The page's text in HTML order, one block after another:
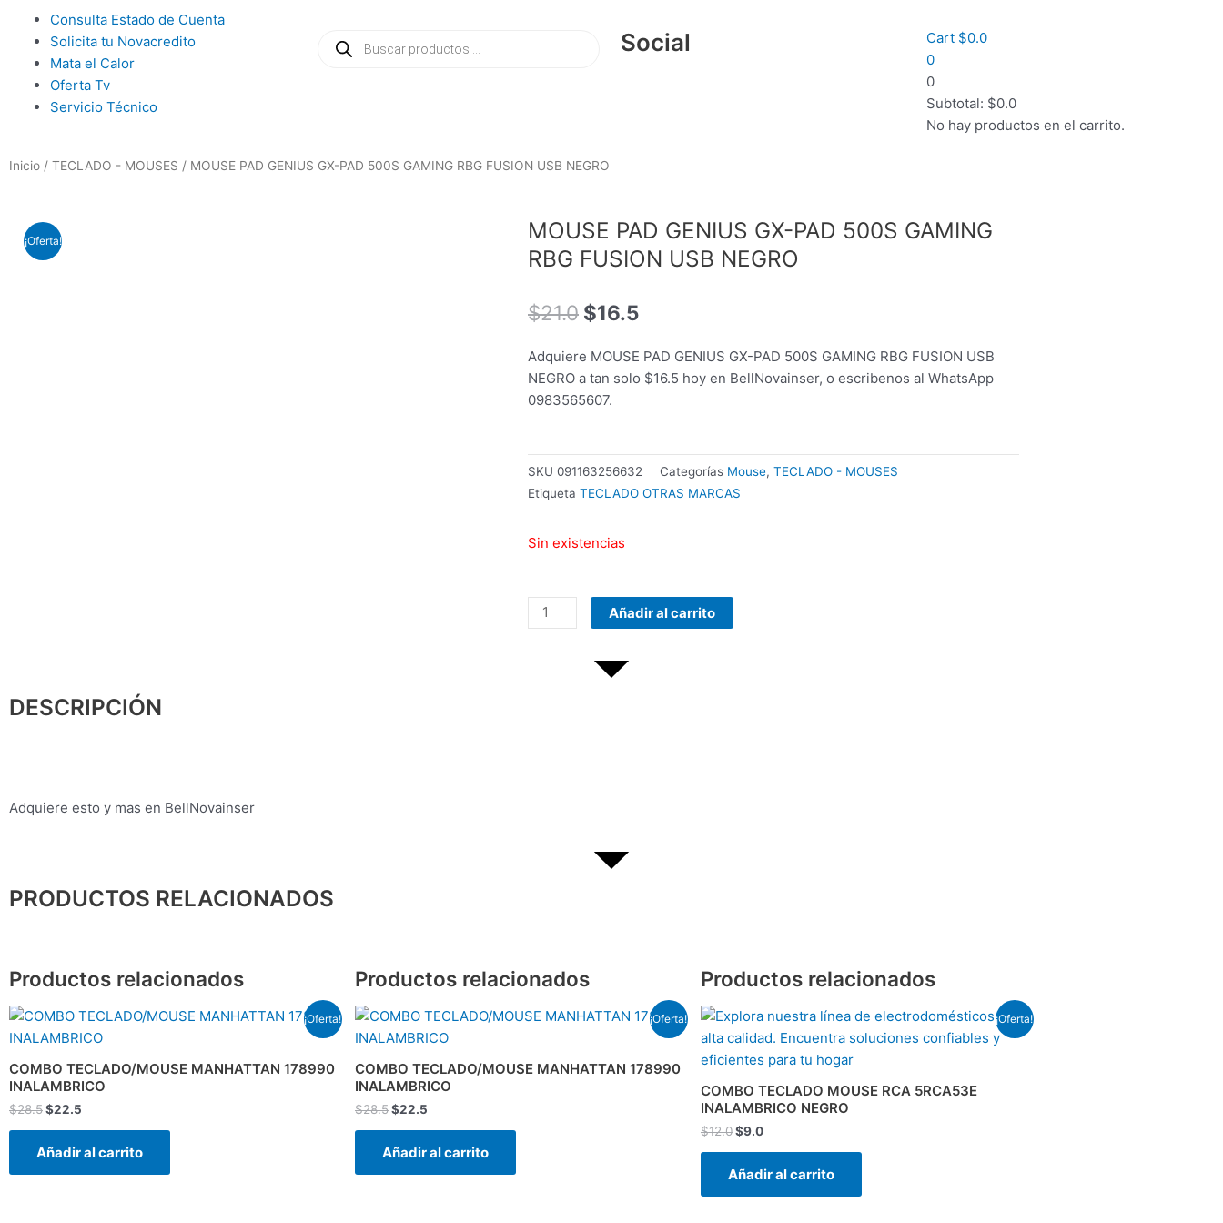
contenido
Main
Menu
Consulta Estado de Cuenta
Solicita tu Novacredito
Mata el Calor
Oferta Tv
Servicio Técnico
productos
Social Cart $0.0
0
0
Subtotal: $0.0
No hay productos en el carrito.
Inicio / TECLADO - MOUSES / MOUSE PAD GENIUS GX-PAD 500S GAMING RBG FUSION USB NEGRO
¡Oferta!
MOUSE PAD GENIUS GX-PAD 500S GAMING
RBG FUSION USB NEGRO
$21.0 El
original
era:
$21.0.
$16.5
actual
es:
Adquiere MOUSE PAD GENIUS GX-PAD 500S GAMING RBG FUSION USB
NEGRO a tan solo $16.5 hoy en BellNovainser, o escribenos al WhatsApp
0983565607.
SKU 091163256632 Categorías Mouse, TECLADO - MOUSES
Etiqueta TECLADO OTRAS MARCAS
Sin existencias
COMBO
TECLADO/MOUSE
Añadir al carrito
DESCRIPCIÓN
Adquiere esto y mas en BellNovainser
PRODUCTOS RELACIONADOS
Productos relacionados
¡Oferta!
COMBO TECLADO/MOUSE MANHATTAN 178990
INALAMBRICO
$28.5
El
original
$28.5.
$22.5
El
actual
$22.5.
Añadir al carrito
Productos relacionados
¡Oferta!
COMBO TECLADO/MOUSE MANHATTAN 178990
INALAMBRICO
$28.5
El
original
$28.5.
$22.5
El
actual
$22.5.
Añadir al carrito
Productos relacionados
¡Oferta!
COMBO TECLADO MOUSE RCA 5RCA53E
INALAMBRICO NEGRO
$12.0
El
original
era:
$9.0
El
actual
es:
Añadir al carrito